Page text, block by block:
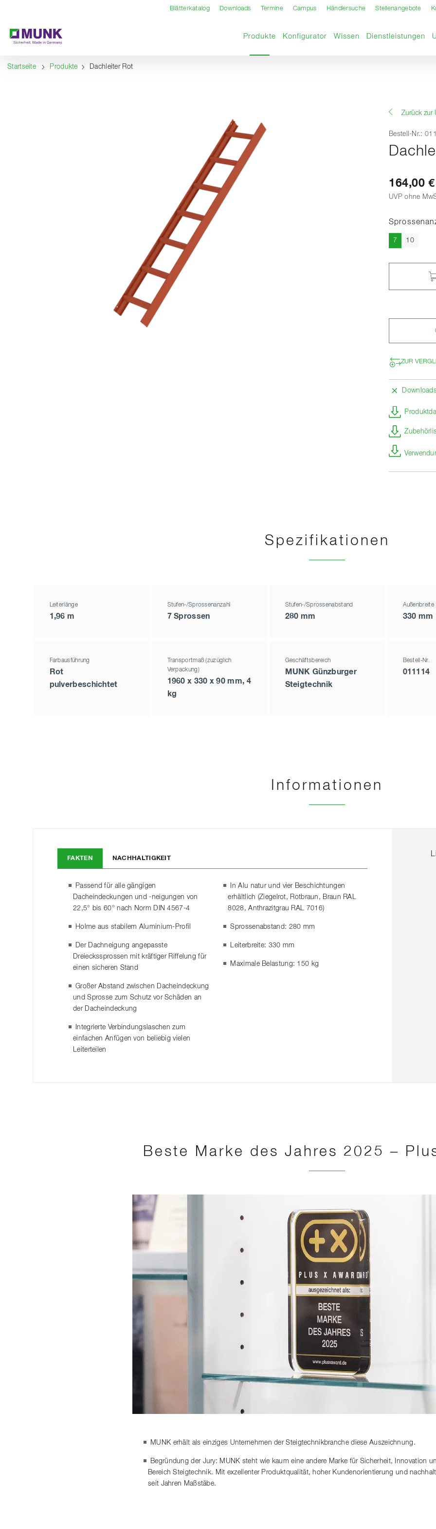
Blätterkatalog Downloads Termine Campus Händlersuche Stellenangebote
Produkte Aktuelle Seite
Konfigurator Wissen Dienstleistungen
Startseite Produkte Dachleiter Rot
Zurück zur
Bestell-Nr.:
164,00 €
UVP ohne
7 Aktuell
10
ZUR
Spezifikationen
Leiterlänge
1,96 m
Stufen-/Sprossenanzahl
7 Sprossen
Stufen-/Sprossenabstand
280 mm
Außenbreite
330 mm
Farbausführung
Rot
pulverbeschichtet
Transportmaß (zuzüglich
Verpackung)
1960 x 330 x 90 mm, 4
kg
Geschäftsbereich
MUNK Günzburger
Steigtechnik
Bestell-Nr.
011114
Informationen
FAKTEN NACHHALTIGKEIT
Passend für alle gängigen
Dacheindeckungen und -neigungen von
22,5° bis 60° nach Norm DIN 4567-4
Holme aus stabilem Aluminium-Profil
Der Dachneigung angepasste
Dreieckssprossen mit kräftiger Riffelung für
einen sicheren Stand
Großer Abstand zwischen Dacheindeckung
und Sprosse zum Schutz vor Schäden an
der Dacheindeckung
Integrierte Verbindungslaschen zum
einfachen Anfügen von beliebig vielen
Leiterteilen
In Alu natur und vier Beschichtungen
erhältlich (Ziegelrot, Rotbraun, Braun RAL
8028, Anthrazitgrau RAL 7016)
Sprossenabstand: 280 mm
Leiterbreite: 330 mm
Maximale Belastung: 150 kg
Beste Marke des Jahres 2025 –
MUNK erhält als einziges Unternehmen der Steigtechnikbranche diese Auszeichnung.
Begründung der Jury: MUNK steht wie kaum eine andere Marke für Sicherheit, Innovation
Bereich Steigtechnik. Mit exzellenter Produktqualität, hoher Kundenorientierung und
seit Jahren Maßstäbe.